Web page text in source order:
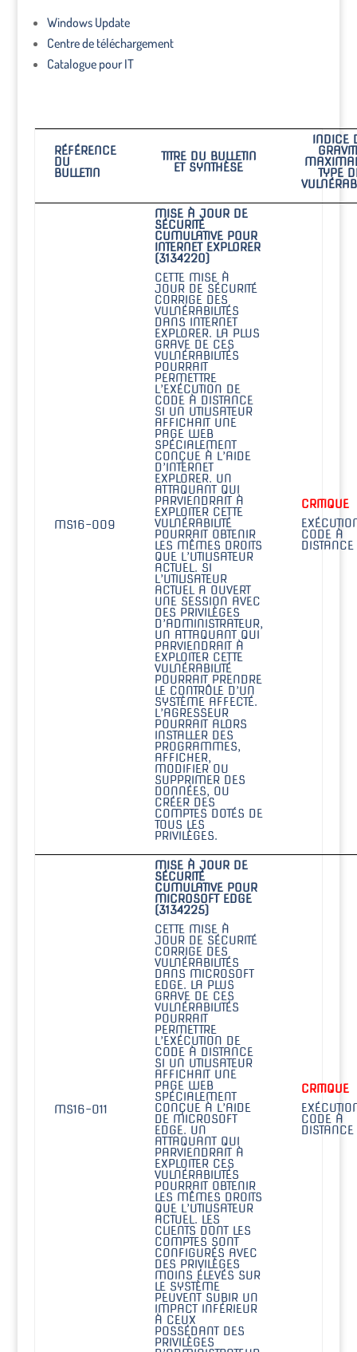
Windows Update
Centre de téléchargement
Catalogue pour IT
RÉFÉRENCE
DU
BULLETIN
TITRE DU BULLETIN
ET SYNTHÈSE
INDICE
TYPE
MS16-009
MISE À JOUR DE
SÉCURITÉ
CUMULATIVE POUR
INTERNET EXPLORER
(3134220)
CETTE MISE À
JOUR DE SÉCURITÉ
CORRIGE DES
VULNÉRABILITÉS
DANS INTERNET
EXPLORER. LA PLUS
GRAVE DE CES
VULNÉRABILITÉS
POURRAIT
PERMETTRE
L’EXÉCUTION DE
CODE À DISTANCE
SI UN UTILISATEUR
AFFICHAIT UNE
PAGE WEB
SPÉCIALEMENT
CONÇUE À L’AIDE
D’INTERNET
EXPLORER. UN
ATTAQUANT QUI
PARVIENDRAIT À
EXPLOITER CETTE
VULNÉRABILITÉ
POURRAIT OBTENIR
LES MÊMES DROITS
QUE L’UTILISATEUR
ACTUEL. SI
L’UTILISATEUR
ACTUEL A OUVERT
UNE SESSION AVEC
DES PRIVILÈGES
D’ADMINISTRATEUR,
UN ATTAQUANT QUI
PARVIENDRAIT À
EXPLOITER CETTE
VULNÉRABILITÉ
POURRAIT PRENDRE
LE CONTRÔLE D’UN
SYSTÈME AFFECTÉ.
L’AGRESSEUR
POURRAIT ALORS
INSTALLER DES
PROGRAMMES,
AFFICHER,
MODIFIER OU
SUPPRIMER DES
DONNÉES, OU
CRÉER DES
COMPTES DOTÉS DE
TOUS LES
PRIVILÈGES.
CRITIQUE
CODE À
DISTANCE
MS16-011
MISE À JOUR DE
SÉCURITÉ
CUMULATIVE POUR
MICROSOFT EDGE
(3134225)
CETTE MISE À
JOUR DE SÉCURITÉ
CORRIGE DES
VULNÉRABILITÉS
DANS MICROSOFT
EDGE. LA PLUS
GRAVE DE CES
VULNÉRABILITÉS
POURRAIT
PERMETTRE
L’EXÉCUTION DE
CODE À DISTANCE
SI UN UTILISATEUR
AFFICHAIT UNE
PAGE WEB
SPÉCIALEMENT
CONÇUE À L’AIDE
DE MICROSOFT
EDGE. UN
ATTAQUANT QUI
PARVIENDRAIT À
EXPLOITER CES
VULNÉRABILITÉS
POURRAIT OBTENIR
LES MÊMES DROITS
QUE L’UTILISATEUR
ACTUEL. LES
CLIENTS DONT LES
COMPTES SONT
CONFIGURÉS AVEC
DES PRIVILÈGES
MOINS ÉLEVÉS SUR
LE SYSTÈME
PEUVENT SUBIR UN
IMPACT INFÉRIEUR
À CEUX
POSSÉDANT DES
PRIVILÈGES
CRITIQUE
CODE À
DISTANCE